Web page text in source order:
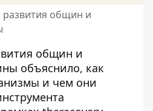
общин и
общин и
объяснило, как
и чем они